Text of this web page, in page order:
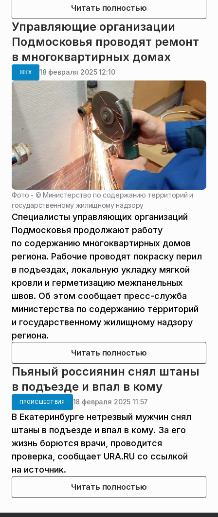
Читать полностью
Управляющие организации
Подмосковья проводят ремонт
в многоквартирных домах
ЖКХ 18 февраля 2025 12:10
Фото - ©Министерство по содержанию территорий и
государственному жилищному надзору
Специалисты управляющих организаций
Подмосковья продолжают работу
по содержанию многоквартирных домов
региона. Рабочие проводят покраску перил
в подъездах, локальную укладку мягкой
кровли и герметизацию межпанельных
швов. Об этом сообщает пресс-служба
министерства по содержанию территорий
и государственному жилищному надзору
региона.
Читать полностью
Пьяный россиянин снял штаны
в подъезде и впал в кому
ПРОИСШЕСТВИЯ 18 февраля 2025 11:57
В Екатеринбурге нетрезвый мужчин снял
штаны в подъезде и впал в кому. За его
жизнь борются врачи, проводится
проверка, сообщает URA.RU со ссылкой
на источник.
Читать полностью